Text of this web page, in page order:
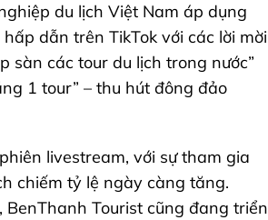
du lịch Việt Nam áp dụng
dẫn trên TikTok với các lời mời
sàn các tour du lịch trong nước”
1 tour” – thu hút đông đảo
livestream, với sự tham gia
chiếm tỷ lệ ngày càng tăng.
Tourist cũng đang triển